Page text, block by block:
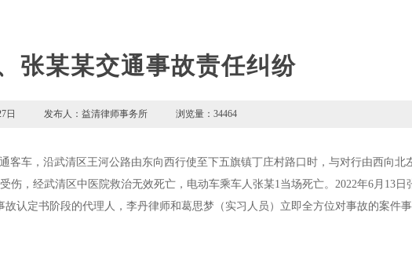
张某某交通事故责任纠纷
27日 发布人：益清律师事务所 浏览量：34464
客车，沿武清区王河公路由东向西行使至下五旗镇丁庄村路口时，与对行由西向北
，经武清区中医院救治无效死亡，电动车乘车人张某1当场死亡。2022年6月13日
认定书阶段的代理人，李丹律师和葛思梦（实习人员）立即全方位对事故的案件